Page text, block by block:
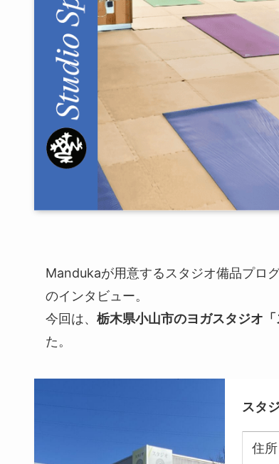
Mandukaが用意するスタジオ備品プロ
のインタビュー。
今回は、 栃木県小山市のヨガスタジオ「
た。
スタ
住所